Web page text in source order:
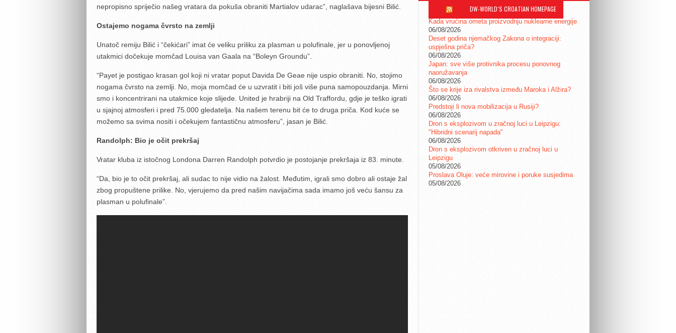
nepropisno spriječio našeg vratara da pokuša obraniti Martialov udarac”, naglašava bijesni Bilić.
Ostajemo nogama čvrsto na zemlji
Unatoč remiju Bilić i “čekićari” imat će veliku priliku za plasman u polufinale, jer u ponovljenoj
utakmici dočekuje momčad Louisa van Gaala na “Boleyn Groundu”.
“Payet je postigao krasan gol koji ni vratar poput Davida De Geae nije uspio obraniti. No, stojimo
nogama čvrsto na zemlji. No, moja momčad će u uzvratit i biti još više puna samopouzdanja. Mirni
smo i koncentrirani na utakmice koje slijede. United je hrabriji na Old Traffordu, gdje je teško igrati
u sjajnoj atmosferi i pred 75.000 gledatelja. Na našem terenu bit će to druga priča. Kod kuće se
možemo sa svima nositi i očekujem fantastičnu atmosferu”, jasan je Bilić.
Randolph: Bio je očit prekršaj
Vratar kluba iz istočnog Londona Darren Randolph potvrdio je postojanje prekršaja iz 83. minute.
“Da, bio je to očit prekršaj, ali sudac to nije vidio na žalost. Međutim, igrali smo dobro ali ostaje žal
zbog propuštene prilike. No, vjerujemo da pred našim navijačima sada imamo još veću šansu za
plasman u polufinale”.
DW-WORLD´S CROATIAN HOMEPAGE
Kada vrućina ometa proizvodnju nuklearne energije
06/08/2026
Deset godina njemačkog Zakona o integraciji:
uspješna priča?
06/08/2026
Japan: sve više protivnika procesu ponovnog
naoružavanja
06/08/2026
Što se krije iza rivalstva između Maroka i Alžira?
06/08/2026
Predstoji li nova mobilizacija u Rusiji?
06/08/2026
Dron s eksplozivom u zračnoj luci u Leipzigu:
"Hibridni scenarij napada"
06/08/2026
Dron s eksplozivom otkriven u zračnoj luci u
Leipzigu
05/08/2026
Proslava Oluje: veće mirovine i poruke susjedima
05/08/2026